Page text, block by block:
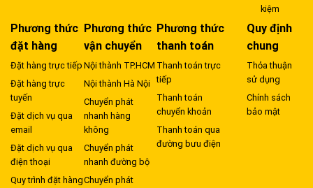
kiệm
Phương thức
đặt hàng
Đặt hàng trực tiếp
Đặt hàng trực
tuyến
Đặt dịch vụ qua
email
Đặt dịch vụ qua
điện thoại
Quy trình đặt hàng
Phương thức
vận chuyển
Nội thành TP.HCM
Nội thành Hà Nội
Chuyển phát
nhanh hàng
không
Chuyển phát
nhanh đường bộ
Chuyển phát
Phương thức
thanh toán
Thanh toán trực
tiếp
Thanh toán
chuyển khoản
Thanh toán qua
đường bưu điện
Quy định
chung
Thỏa thuận
sử dụng
Chính sách
bảo mật